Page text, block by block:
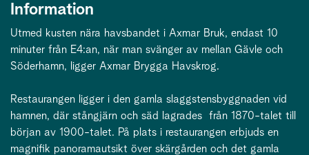
Information
Utmed kusten nära havsbandet i Axmar Bruk, endast 10
minuter från E4:an, när man svänger av mellan Gävle och
Söderhamn, ligger Axmar Brygga Havskrog.
Restaurangen ligger i den gamla slaggstensbyggnaden vid
hamnen, där stångjärn och säd lagrades från 1870-talet till
början av 1900-talet. På plats i restaurangen erbjuds en
magnifik panoramautsikt över skärgården och det gamla